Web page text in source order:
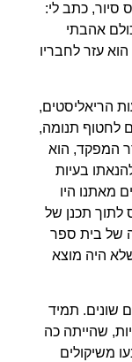
סיור, כתב לי:
אהבתי
הוא עזר לחבריו
הריאליסטים,
לחטוף תנומה,
המפקד, הוא
בעיות
מאתנו היו
לתוך תכנן של
של בית ספר
היה מוצא
שונים. תמיד
שהייתה כה
משיקולים